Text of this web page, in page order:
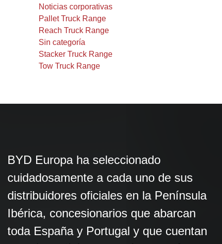
Noticias corporativas
Pallet Truck Range
Reach Truck Range
Sin categoría
Stacker Truck Range
Tow Truck Range
BYD Europa ha seleccionado
cuidadosamente a cada uno de sus
distribuidores oficiales en la Península
Ibérica, concesionarios que abarcan
toda España y Portugal y que cuentan